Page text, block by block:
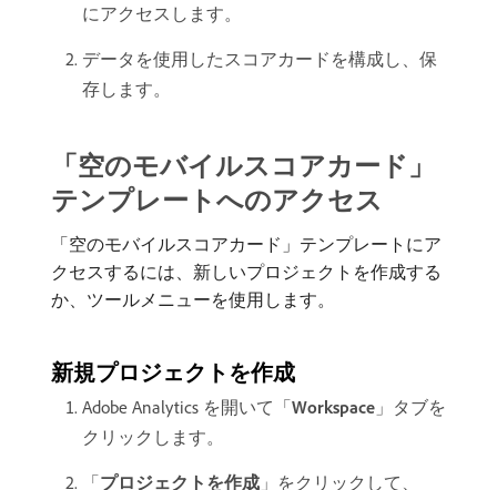
にアクセスします。
データを使用したスコアカードを構成し、保
存します。
「空のモバイルスコアカード」
テンプレートへのアクセス
「空のモバイルスコアカード」テンプレートにア
クセスするには、新しいプロジェクトを作成する
か、ツールメニューを使用します。
新規プロジェクトを作成
Adobe Analytics を開いて「Workspace 」タブを
クリックします。
「プロジェクトを作成 」をクリックして、